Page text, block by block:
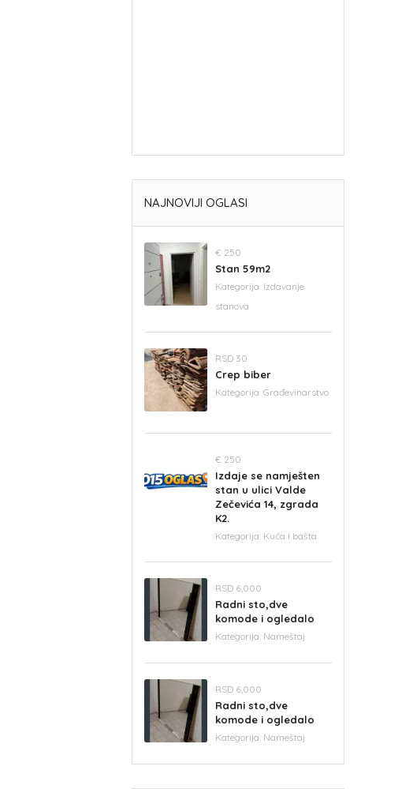
NAJNOVIJI OGLASI
€ 250
Stan 59m2
Kategorija: Izdavanje
stanova
RSD 30
Crep biber
Kategorija: Građevinarstvo
€ 250
Izdaje se namješten
stan u ulici Valde
Zečevića 14, zgrada
K2.
Kategorija: Kuća i bašta
RSD 6,000
Radni sto,dve
komode i ogledalo
Kategorija: Nameštaj
RSD 6,000
Radni sto,dve
komode i ogledalo
Kategorija: Nameštaj